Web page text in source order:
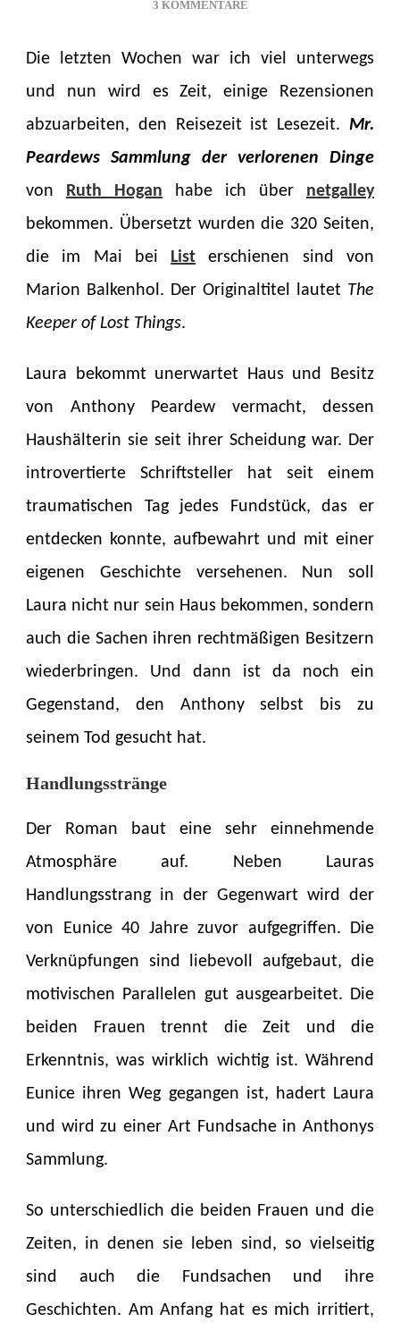
3 KOMMENTAREZU
SAMMLUNG
DER
DINGE
HOGAN
Die letzten Wochen war ich viel unterwegs
und nun wird es Zeit, einige Rezensionen
abzuarbeiten, den Reisezeit ist Lesezeit. Mr.
Peardews Sammlung der verlorenen Dinge
von Ruth Hogan habe ich über netgalley
bekommen. Übersetzt wurden die 320 Seiten,
die im Mai bei List erschienen sind von
Marion Balkenhol. Der Originaltitel lautet The
Keeper of Lost Things.
Laura bekommt unerwartet Haus und Besitz
von Anthony Peardew vermacht, dessen
Haushälterin sie seit ihrer Scheidung war. Der
introvertierte Schriftsteller hat seit einem
traumatischen Tag jedes Fundstück, das er
entdecken konnte, aufbewahrt und mit einer
eigenen Geschichte versehenen. Nun soll
Laura nicht nur sein Haus bekommen, sondern
auch die Sachen ihren rechtmäßigen Besitzern
wiederbringen. Und dann ist da noch ein
Gegenstand, den Anthony selbst bis zu
seinem Tod gesucht hat.
Handlungsstränge
Der Roman baut eine sehr einnehmende
Atmosphäre auf. Neben Lauras
Handlungsstrang in der Gegenwart wird der
von Eunice 40 Jahre zuvor aufgegriffen. Die
Verknüpfungen sind liebevoll aufgebaut, die
motivischen Parallelen gut ausgearbeitet. Die
beiden Frauen trennt die Zeit und die
Erkenntnis, was wirklich wichtig ist. Während
Eunice ihren Weg gegangen ist, hadert Laura
und wird zu einer Art Fundsache in Anthonys
Sammlung.
So unterschiedlich die beiden Frauen und die
Zeiten, in denen sie leben sind, so vielseitig
sind auch die Fundsachen und ihre
Geschichten. Am Anfang hat es mich irritiert,